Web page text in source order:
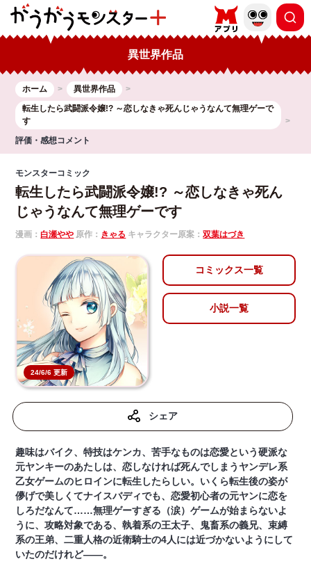
異世界作品
ホーム
異世界作品
転生したら武闘派令嬢!? ～恋しなきゃ死んじゃうなんて無理ゲーで
す
評価・感想コメント
モンスターコミック
転生したら武闘派令嬢!? ～恋しなきゃ死ん
じゃうなんて無理ゲーです
漫画：白瀬やや 原作： きゃる キャラクター原案：双葉はづき
24/6/6 更新
コミックス一覧
小説一覧
シェア
趣味はバイク、特技はケンカ、苦手なものは恋愛という硬派な
元ヤンキーのあたしは、恋しなければ死んでしまうヤンデレ系
乙女ゲームのヒロインに転生したらしい。いくら転生後の姿が
儚げで美しくてナイスバディでも、恋愛初心者の元ヤンに恋を
しろだなんて……無理ゲーすぎる（涙）ゲームが始まらないよ
うに、攻略対象である、執着系の王太子、鬼畜系の義兄、束縛
系の王弟、二重人格の近衛騎士の4人には近づかないようにして
いたのだけれど――。